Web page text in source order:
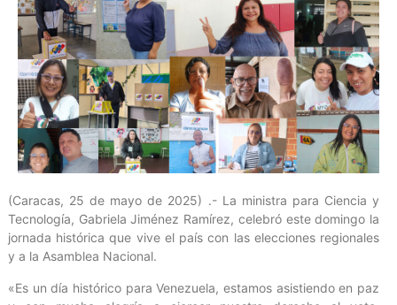
(Caracas, 25 de mayo de 2025) .- La ministra para Ciencia y
Tecnología, Gabriela Jiménez Ramírez, celebró este domingo la
jornada histórica que vive el país con las elecciones regionales
y a la Asamblea Nacional.
«Es un día histórico para Venezuela, estamos asistiendo en paz